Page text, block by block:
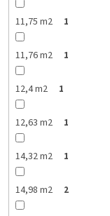
11,75 m2 1
11,76 m2 1
12,4 m2 1
12,63 m2 1
14,32 m2 1
14,98 m2 2